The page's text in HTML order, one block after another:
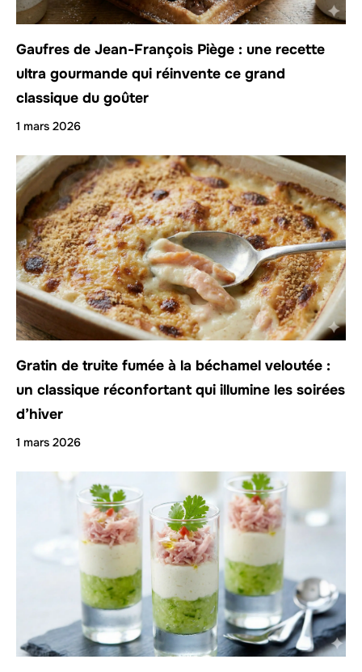
Gaufres de Jean-François Piège : une recette
ultra gourmande qui réinvente ce grand
classique du goûter
1 mars 2026
Gratin de truite fumée à la béchamel veloutée :
un classique réconfortant qui illumine les soirées
d’hiver
1 mars 2026